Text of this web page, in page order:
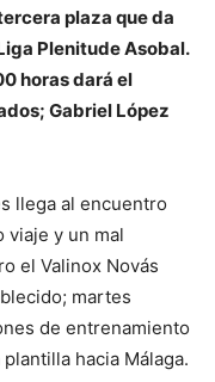
plaza que da
Plenitude Asobal.
horas dará el
Gabriel López
llega al encuentro
viaje y un mal
el Valinox Novás
martes
de entrenamiento
hacia Málaga.